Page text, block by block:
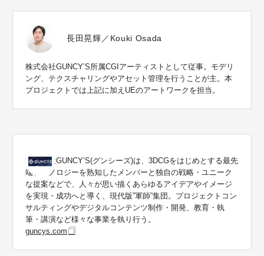
長田晃輝／Kouki Osada
株式会社GUNCY’S所属CGIアーティストとして従事。モデリ
ング、テクスチャリングやアセット管理を行うことが主。本
プロジェクトでは上記に加えUEのアートワークを担当。
株式会社GUNCY’S(グンシーズ)は、3DCGをはじめとする最先
端テクノロジーを熟知したメンバーと独自の戦略・ユニーク
な提案などで、人々が思い描くあらゆるアイデアやイメージ
を実現・成功へと導く、現代版”軍師”集団。プロジェクトコン
サルティングやデジタルコンテンツ制作・開発、教育・執
筆・講演など様々な事業を執り行う。
guncys.com